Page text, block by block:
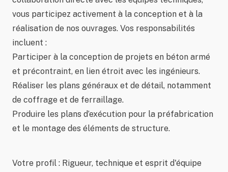
vous participez activement à la conception et à la
réalisation de nos ouvrages. Vos responsabilités
incluent :
Participer à la conception de projets en béton armé
et précontraint, en lien étroit avec les ingénieurs.
Réaliser les plans généraux et de détail, notamment
de coffrage et de ferraillage.
Produire les plans d’exécution pour la préfabrication
et le montage des éléments de structure.
Votre profil : Rigueur, technique et esprit d'équipe